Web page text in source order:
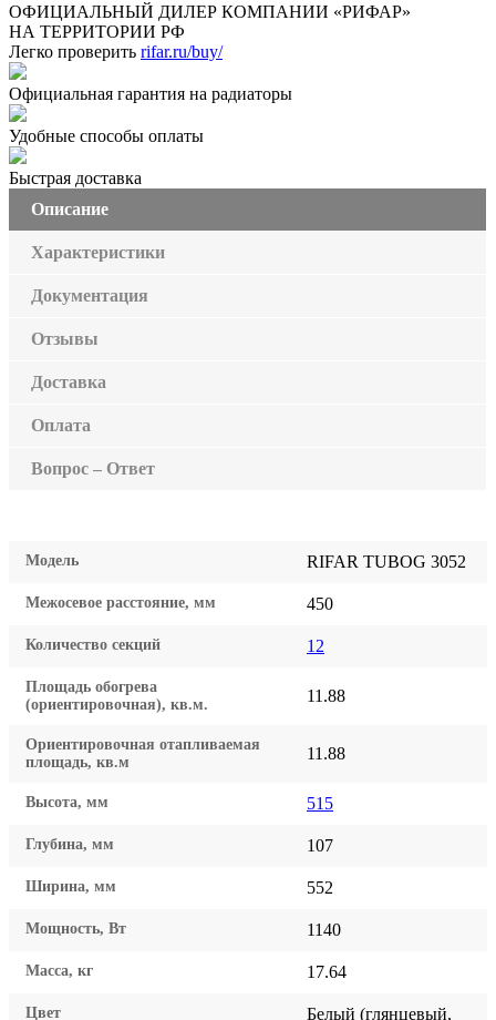
ОФИЦИАЛЬНЫЙ ДИЛЕР КОМПАНИИ «РИФАР»
НА ТЕРРИТОРИИ РФ
Легко проверить rifar.ru/buy/
Официальная гарантия на радиаторы
Удобные способы оплаты
Быстрая доставка
Описание
Характеристики
Документация
Отзывы
Доставка
Оплата
Вопрос – Ответ
Модель RIFAR TUBOG 3052
Межосевое расстояние, мм 450
Количество секций 12
Площадь обогрева
(ориентировочная), кв.м.
11.88
Ориентировочная отапливаемая
площадь, кв.м
11.88
Высота, мм 515
Глубина, мм 107
Ширина, мм 552
Мощность, Вт 1140
Масса, кг 17.64
Цвет Белый (глянцевый,